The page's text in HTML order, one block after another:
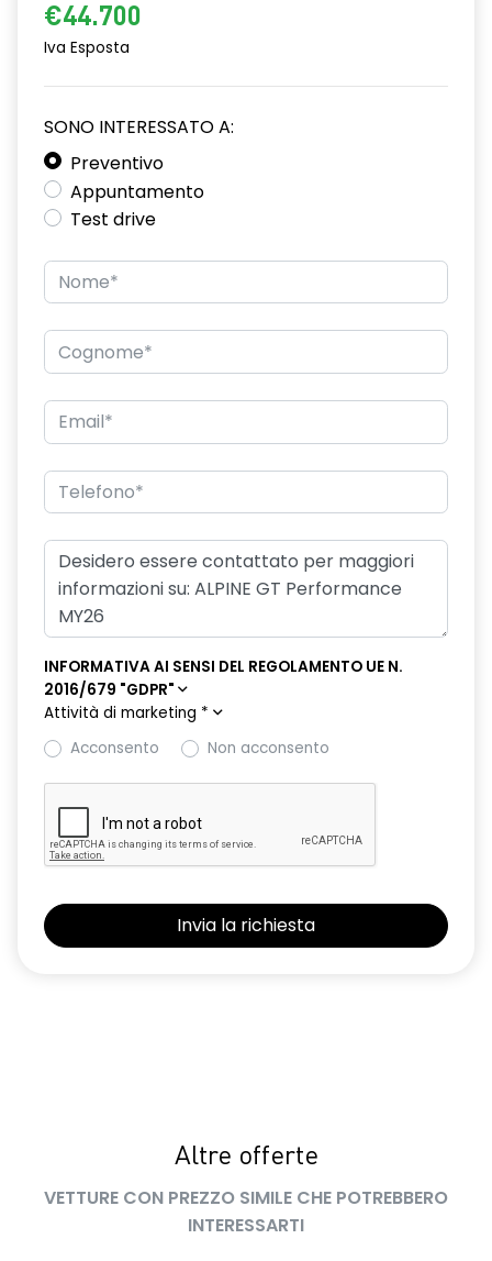
€44.700
Iva Esposta
SONO INTERESSATO A:
Preventivo
Appuntamento
Test drive
INFORMATIVA AI SENSI DEL REGOLAMENTO UE N.
2016/679 "GDPR"
Attività di marketing *
Acconsento
Non acconsento
Altre offerte
VETTURE CON PREZZO SIMILE CHE POTREBBERO
INTERESSARTI